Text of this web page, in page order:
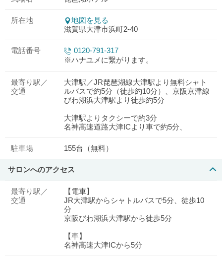
所在地
地図を見る
滋賀県大津市浜町2-40
電話番号
0120-791-317
※ハナユメに繋がります。
最寄り駅／
交通
大津駅／JR琵琶湖線大津駅より無料シャト
ルバスで約5分（徒歩約10分）、京阪京津線
びわ湖浜大津駅より徒歩約5分
大津駅よりタクシーで約3分
名神高速道路大津ICより車で約5分、
駐車場 155台（無料）
サロンへのアクセス
最寄り駅／
交通
【電車】
JR大津駅からシャトルバスで5分、徒歩10
分
京阪びわ湖浜大津駅から徒歩5分
【車】
名神高速大津ICから5分